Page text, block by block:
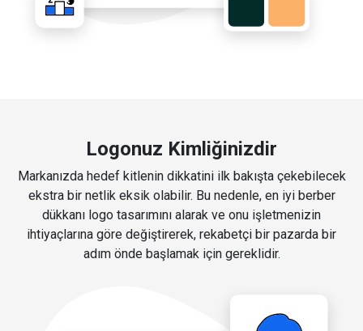
Logonuz Kimliğinizdir
Markanızda hedef kitlenin dikkatini ilk bakışta çekebilecek
ekstra bir netlik eksik olabilir. Bu nedenle, en iyi berber
dükkanı logo tasarımını alarak ve onu işletmenizin
ihtiyaçlarına göre değiştirerek, rekabetçi bir pazarda bir
adım önde başlamak için gereklidir.